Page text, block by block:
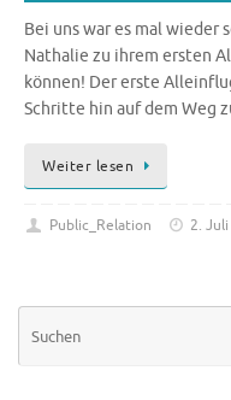
Bei uns war es mal wieder
Nathalie zu ihrem ersten
können! Der erste
Schritte hin auf dem Weg
Weiter lesen
Public_Relation 2.